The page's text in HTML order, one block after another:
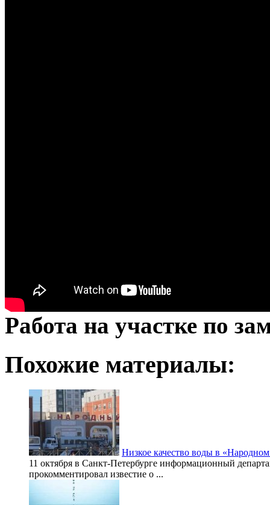
Работа на участке по
Похожие материалы:
Низкое качество воды в
11 октября в Санкт-Петербурге информационный
прокомментировал известие о ...